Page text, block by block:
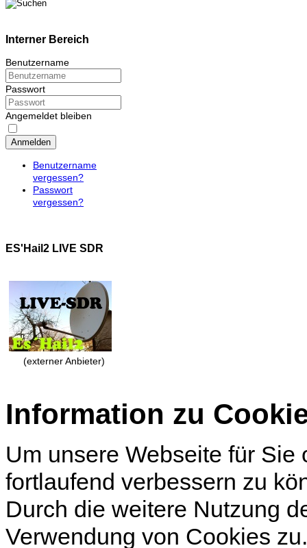
Interner Bereich
Benutzername
Passwort
Angemeldet bleiben
Anmelden
Benutzername
vergessen?
Passwort
vergessen?
ES'Hail2 LIVE SDR
(externer Anbieter)
Information zu
Um unsere Webseite für
fortlaufend verbessern zu
Durch die weitere Nutzung
Verwendung von Cookies